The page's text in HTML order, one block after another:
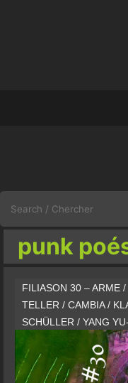
punk
FILIASON 30 – ARME
TELLER / CAMBIA /
SCHÜLLER / YANG